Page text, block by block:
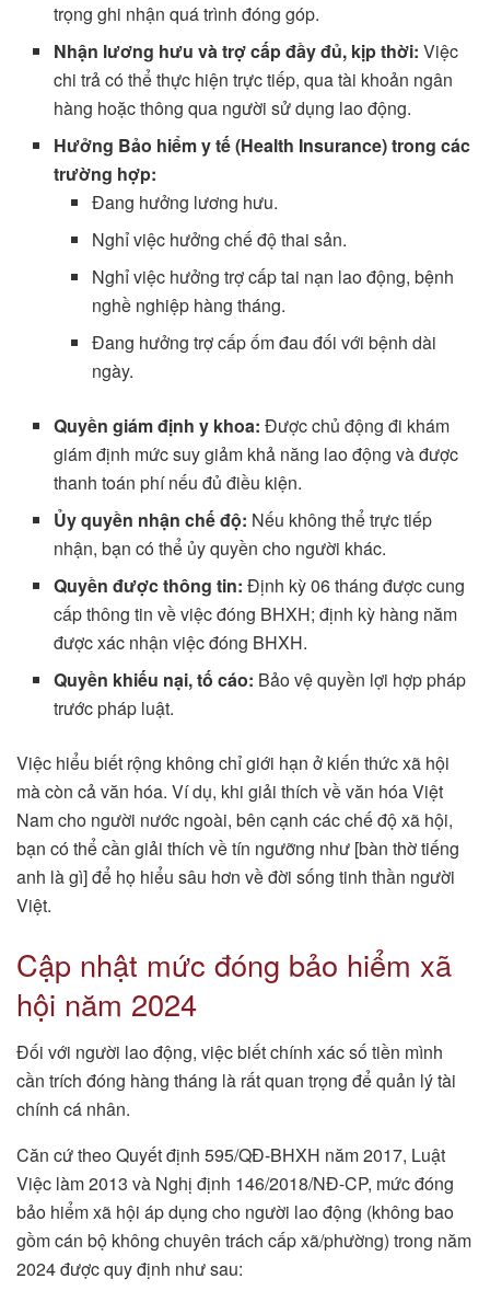
trọng ghi nhận quá trình đóng góp.
Nhận lương hưu và trợ cấp đầy đủ, kịp thời: Việc
chi trả có thể thực hiện trực tiếp, qua tài khoản ngân
hàng hoặc thông qua người sử dụng lao động.
Hưởng Bảo hiểm y tế (Health Insurance) trong các
trường hợp:
Đang hưởng lương hưu.
Nghỉ việc hưởng chế độ thai sản.
Nghỉ việc hưởng trợ cấp tai nạn lao động, bệnh
nghề nghiệp hàng tháng.
Đang hưởng trợ cấp ốm đau đối với bệnh dài
ngày.
Quyền giám định y khoa: Được chủ động đi khám
giám định mức suy giảm khả năng lao động và được
thanh toán phí nếu đủ điều kiện.
Ủy quyền nhận chế độ: Nếu không thể trực tiếp
nhận, bạn có thể ủy quyền cho người khác.
Quyền được thông tin: Định kỳ 06 tháng được cung
cấp thông tin về việc đóng BHXH; định kỳ hàng năm
được xác nhận việc đóng BHXH.
Quyền khiếu nại, tố cáo: Bảo vệ quyền lợi hợp pháp
trước pháp luật.
Việc hiểu biết rộng không chỉ giới hạn ở kiến thức xã hội
mà còn cả văn hóa. Ví dụ, khi giải thích về văn hóa Việt
Nam cho người nước ngoài, bên cạnh các chế độ xã hội,
bạn có thể cần giải thích về tín ngưỡng như [bàn thờ tiếng
anh là gì] để họ hiểu sâu hơn về đời sống tinh thần người
Việt.
Cập nhật mức đóng bảo hiểm xã
hội năm 2024
Đối với người lao động, việc biết chính xác số tiền mình
cần trích đóng hàng tháng là rất quan trọng để quản lý tài
chính cá nhân.
Căn cứ theo Quyết định 595/QĐ-BHXH năm 2017, Luật
Việc làm 2013 và Nghị định 146/2018/NĐ-CP, mức đóng
bảo hiểm xã hội áp dụng cho người lao động (không bao
gồm cán bộ không chuyên trách cấp xã/phường) trong năm
2024 được quy định như sau: